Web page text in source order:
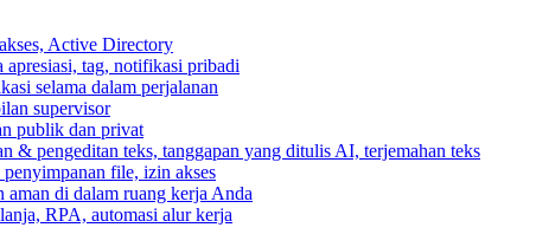
Active Directory
apresiasi, tag, notifikasi pribadi
selama dalam perjalanan
supervisor
publik dan privat
& pengeditan teks, tanggapan yang ditulis AI, terjemahan teks
file, izin akses
di dalam ruang kerja Anda
RPA, automasi alur kerja